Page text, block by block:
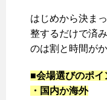
はじめから決ま
整するだけで済
のは割と時間が
■会場選びのポイ
・国内か海外